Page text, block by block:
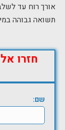
אורך רוח עד
תשואה גבוהה
חזרו
שם: